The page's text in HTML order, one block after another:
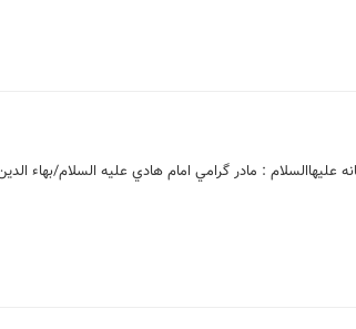
- عنوان و نام پديدآور : سمانه عليهاالسلام : مادر گرامي امام هادي عليه السلام/